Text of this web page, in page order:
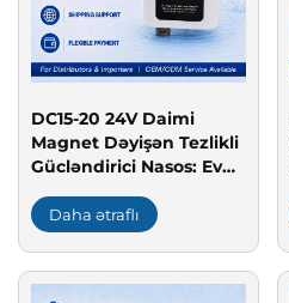
DC15-20 24V Daimi
Magnet Dəyişən Tezlikli
Gücləndirici Nasos: Ev
enerji qənaətli nasos
Daha ətraflı